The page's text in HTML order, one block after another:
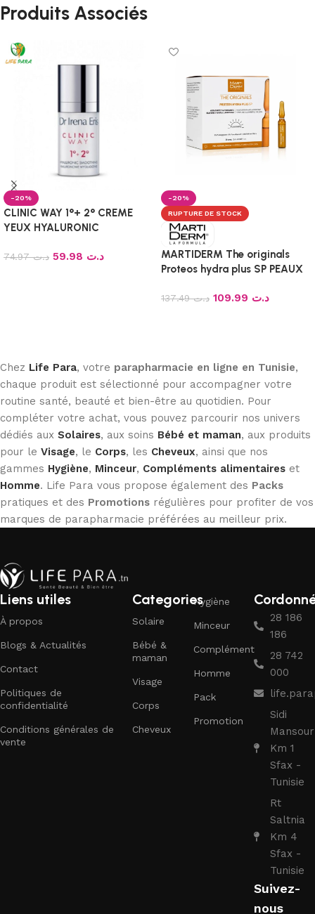
Produits Associés
-20%
CLINIC WAY 1°+ 2° CREME
YEUX HYALURONIC
د.ت74.97 د.ت
-20%
RUPTURE DE STOCK
MARTIDERM The originals
Proteos hydra plus SP PEAUX
د.ت137.49 د.ت
Chez Life Para, votre parapharmacie en ligne en Tunisie,
chaque produit est sélectionné pour accompagner votre
routine santé, beauté et bien-être au quotidien. Pour
compléter votre achat, vous pouvez parcourir nos univers
dédiés aux Solaires, aux soins Bébé et maman, aux produits
pour le Visage, le Corps, les Cheveux, ainsi que nos
gammes Hygiène, Minceur, Compléments alimentaires et
Homme. Life Para vous propose également des Packs
pratiques et des Promotions régulières pour profiter de vos
marques de parapharmacie préférées au meilleur prix.
Liens utiles
À propos
Blogs & Actualités
Contact
Politiques de
confidentialité
Conditions générales de
vente
Categories
Solaire
Bébé &
maman
Visage
Corps
Cheveux
Hygiène
Minceur
Complément
Homme
Pack
Promotion
28 186
186
28 742
000
Sidi
Mansour
Km 1
Sfax -
Tunisie
Rt
Saltnia
Km 4
Sfax -
Tunisie
Suivez-
nous